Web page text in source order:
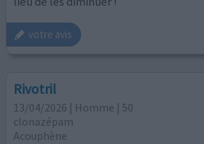
votre avis
Rivotril
13/04/2026 | Homme | 50
clonazépam
Acouphène